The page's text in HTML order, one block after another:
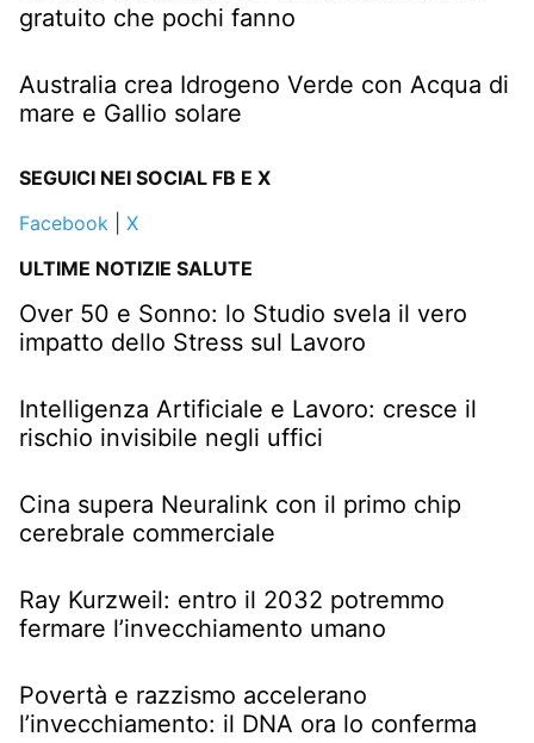
gratuito che pochi fanno
Australia crea Idrogeno Verde con Acqua di
mare e Gallio solare
SEGUICI NEI SOCIAL FB E X
Facebook
X
ULTIME NOTIZIE SALUTE
Over 50 e Sonno: lo Studio svela il vero
impatto dello Stress sul Lavoro
Intelligenza Artificiale e Lavoro: cresce il
rischio invisibile negli uffici
Cina supera Neuralink con il primo chip
cerebrale commerciale
Ray Kurzweil: entro il 2032 potremmo
fermare l’invecchiamento umano
Povertà e razzismo accelerano
l’invecchiamento: il DNA ora lo conferma